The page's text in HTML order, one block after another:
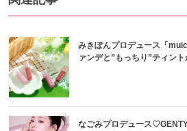
みきぽんプロデュース「
ァンデと”もっちり”ティン
なごみプロデュース